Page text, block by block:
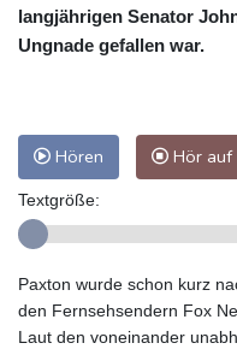
langjährigen Senator
Ungnade gefallen war.
Hören Hör auf
Textgröße:
Paxton wurde schon kurz
den Fernsehsendern Fox
Laut den voneinander